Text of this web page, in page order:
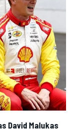
David Malukas